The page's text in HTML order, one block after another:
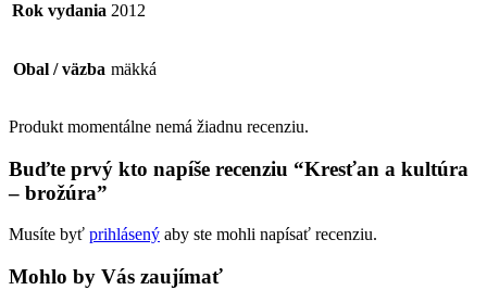
Rok vydania 2012
Obal / väzba mäkká
Produkt momentálne nemá žiadnu recenziu.
Buďte prvý kto napíše recenziu “Kresťan a kultúra
– brožúra”
Musíte byť prihlásený aby ste mohli napísať recenziu.
Mohlo by Vás zaujímať